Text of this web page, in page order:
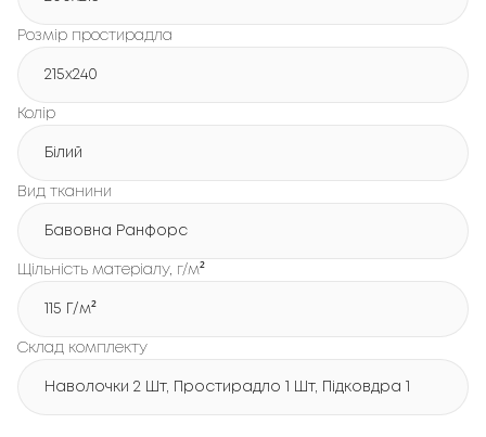
Розмір простирадла
215х240
Колір
Білий
Вид тканини
Бавовна Ранфорс
Щільність матеріалу, г/м²
115 Г/м²
Склад комплекту
Наволочки 2 Шт, Простирадло 1 Шт, Підковдра 1 Шт